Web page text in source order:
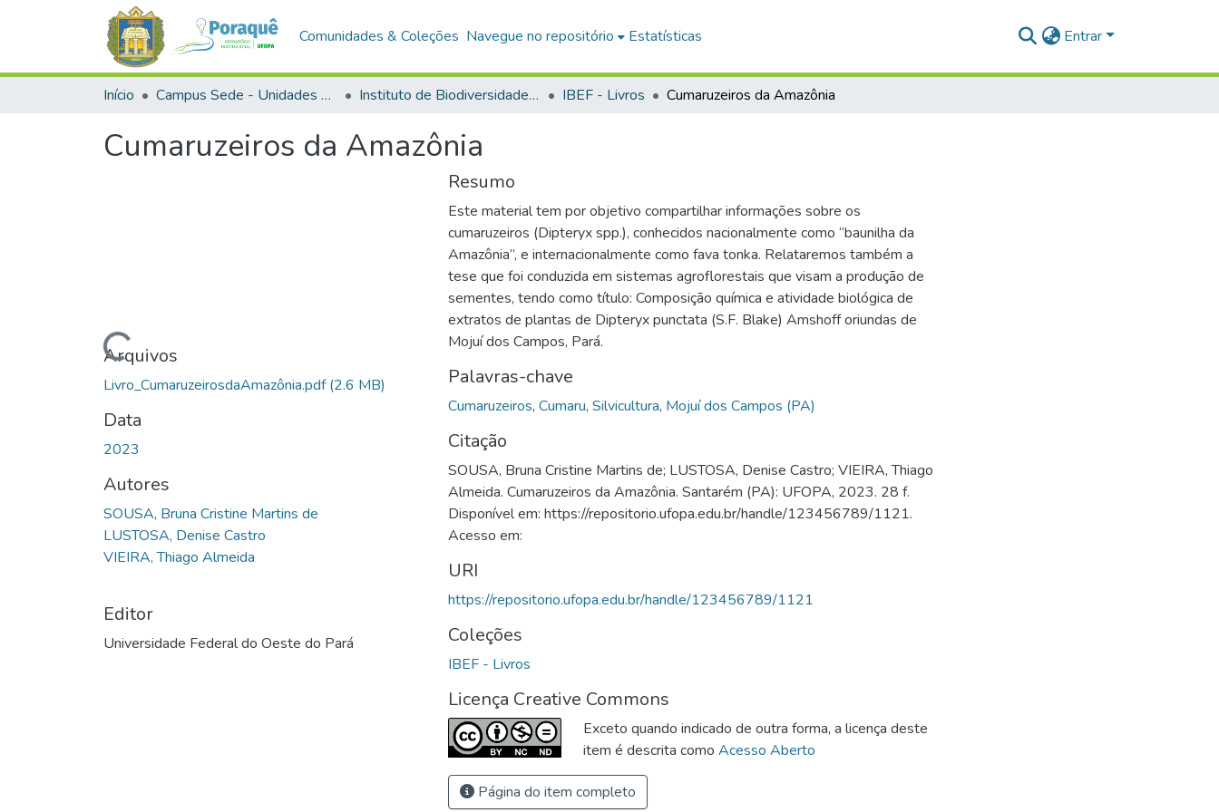
Comunidades & Coleções Navegue no repositório Estatísticas Entrar
Início Campus Sede - Unidades Acadêmicas Instituto de Biodiversidade e Florestas IBEF - Livros Cumaruzeiros da Amazônia
Cumaruzeiros da Amazônia
Carregando...
Arquivos
Livro_CumaruzeirosdaAmazônia.pdf(2.6 MB)
Data
2023
Autores
SOUSA, Bruna Cristine Martins de
LUSTOSA, Denise Castro
VIEIRA, Thiago Almeida
Editor
Universidade Federal do Oeste do Pará
Resumo
Este material tem por objetivo compartilhar informações sobre os
cumaruzeiros (Dipteryx spp.), conhecidos nacionalmente como “baunilha da
Amazônia”, e internacionalmente como fava tonka. Relataremos também a
tese que foi conduzida em sistemas agroflorestais que visam a produção de
sementes, tendo como título: Composição química e atividade biológica de
extratos de plantas de Dipteryx punctata (S.F. Blake) Amshoff oriundas de
Mojuí dos Campos, Pará.
Palavras-chave
Cumaruzeiros, Cumaru, Silvicultura, Mojuí dos Campos (PA)
Citação
SOUSA, Bruna Cristine Martins de; LUSTOSA, Denise Castro; VIEIRA, Thiago
Almeida. Cumaruzeiros da Amazônia. Santarém (PA): UFOPA, 2023. 28 f.
Disponível em: https://repositorio.ufopa.edu.br/handle/123456789/1121.
Acesso em:
URI
https://repositorio.ufopa.edu.br/handle/123456789/1121
Coleções
IBEF - Livros
Licença Creative Commons
Exceto quando indicado de outra forma, a licença deste
item é descrita como Acesso Aberto
Página do item completo